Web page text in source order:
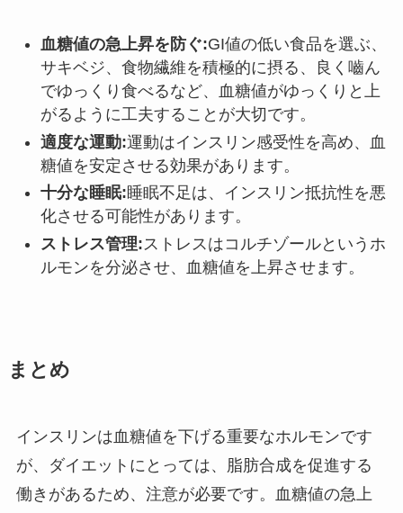
血糖値の急上昇を防ぐ:GI値の低い食品を選ぶ、
サキベジ、食物繊維を積極的に摂る、良く嚙ん
でゆっくり食べるなど、血糖値がゆっくりと上
がるように工夫することが大切です。
適度な運動:運動はインスリン感受性を高め、血
糖値を安定させる効果があります。
十分な睡眠:睡眠不足は、インスリン抵抗性を悪
化させる可能性があります。
ストレス管理: ストレスはコルチゾールというホ
ルモンを分泌させ、血糖値を上昇させます。
まとめ
インスリンは血糖値を下げる重要なホルモンです
が、ダイエットにとっては、脂肪合成を促進する
働きがあるため、注意が必要です。血糖値の急上